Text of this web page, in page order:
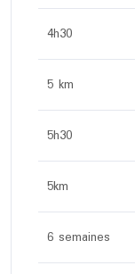
4h30
5 km
5h30
5km
6 semaines